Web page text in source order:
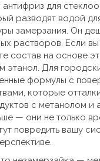
антифриз для
разводят водой
замерзания. Он
растворов. Если
состав на основе
этанол. Для
формулы с
которые
с метанолом и
— они не только
повредить вашу